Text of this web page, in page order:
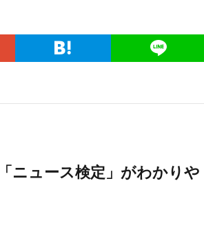
ニュース検定」がわかりや